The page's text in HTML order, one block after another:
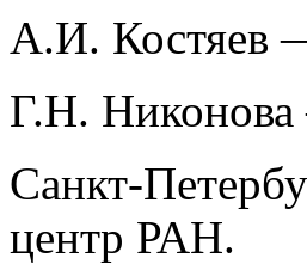
А.И. Костяев
Г.Н.
Санкт-
центр РАН.